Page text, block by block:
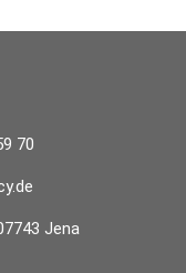
70
Jena